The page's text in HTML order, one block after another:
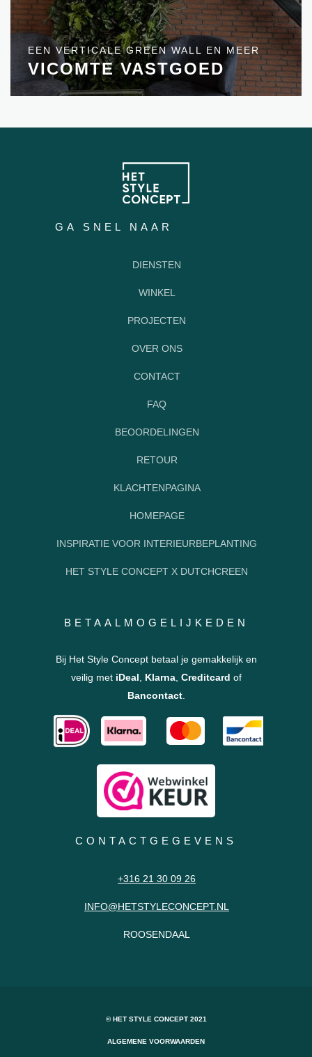
EEN VERTICALE GREEN WALL EN MEER
VICOMTE VASTGOED
GA SNEL NAAR
DIENSTEN
WINKEL
PROJECTEN
OVER ONS
CONTACT
FAQ
BEOORDELINGEN
RETOUR
KLACHTENPAGINA
HOMEPAGE
INSPIRATIE VOOR INTERIEURBEPLANTING
HET STYLE CONCEPT X DUTCHCREEN
BETAALMOGELIJKEDEN
Bij Het Style Concept betaal je gemakkelijk en
veilig met iDeal Klarna, Creditcard of
Bancontact.
CONTACTGEGEVENS
+316 21 30 09 26
INFO@HETSTYLECONCEPT.NL
ROOSENDAAL
© HET STYLE CONCEPT 2021
ALGEMENE VOORWAARDEN